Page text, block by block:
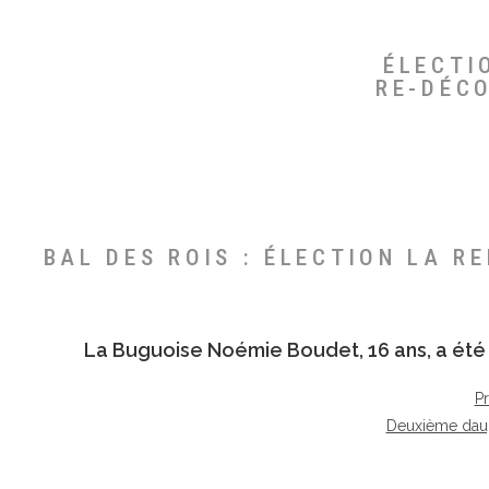
RE-
BAL DES ROIS : ÉLECTION LA
La Buguoise Noémie Boudet, 16 ans, a
Deuxième